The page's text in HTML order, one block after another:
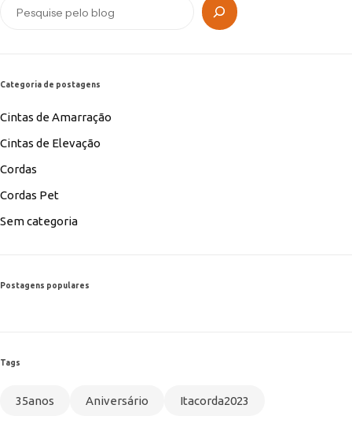
Categoria de postagens
Cintas de Amarração
Cintas de Elevação
Cordas
Cordas Pet
Sem categoria
Postagens populares
Tags
35anos Aniversário Itacorda2023